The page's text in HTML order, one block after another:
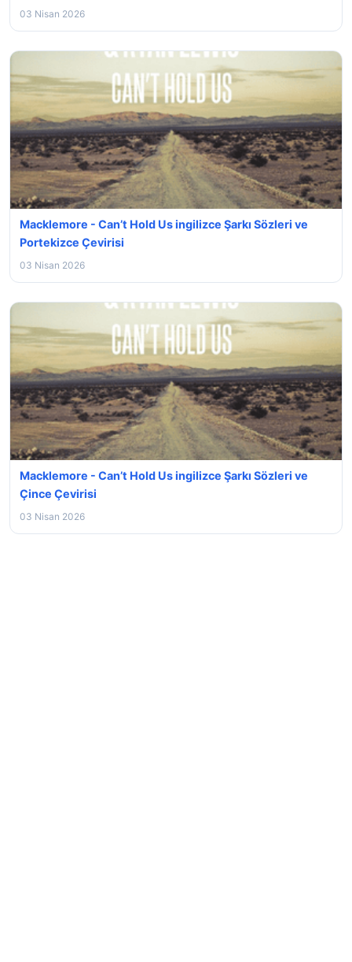
03 Nisan 2026
Macklemore - Can’t Hold Us ingilizce Şarkı Sözleri ve
Portekizce Çevirisi
03 Nisan 2026
Macklemore - Can’t Hold Us ingilizce Şarkı Sözleri ve
Çince Çevirisi
03 Nisan 2026